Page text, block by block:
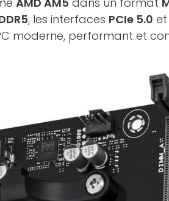
, les interfaces PCIe 5.0
moderne, performant et